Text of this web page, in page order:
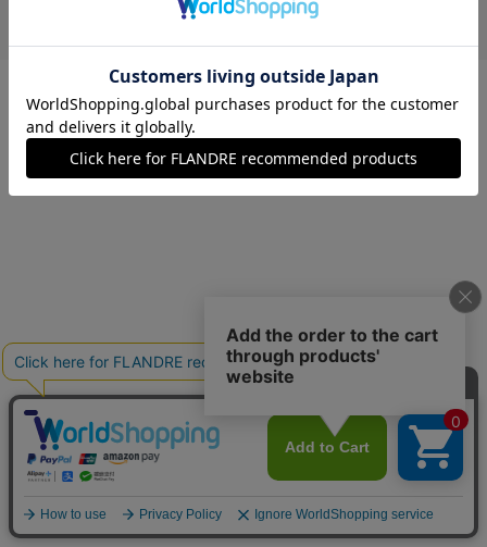
ターコイズブルー
在庫なし
11(11号) 残り1点